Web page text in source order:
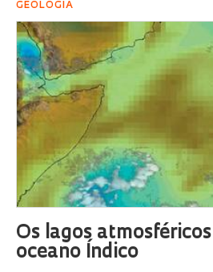
GEOLOGIA
Os lagos
oceano Índico